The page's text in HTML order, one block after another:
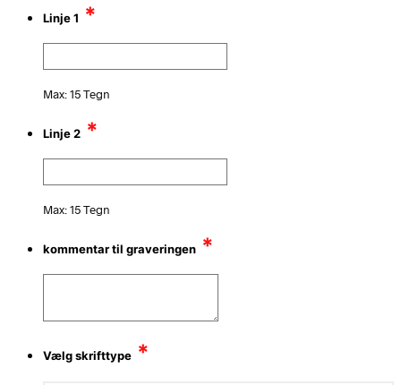
Linje 1 *
Max: 15 Tegn
Linje 2 *
Max: 15 Tegn
kommentar til graveringen *
Vælg skrifttype *